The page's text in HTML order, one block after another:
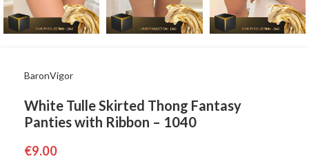
BaronVigor
White Tulle Skirted Thong Fantasy
Panties with Ribbon – 1040
€9.00